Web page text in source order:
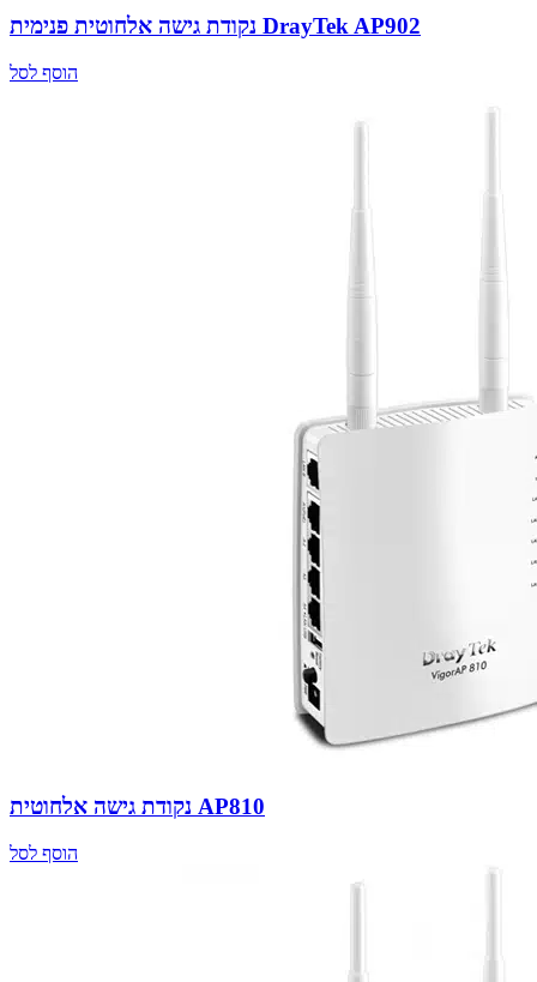
נקודת גישה אלחוטית פנימית DrayTek AP902
הוסף לסל
נקודת גישה אלחוטית AP810
הוסף לסל